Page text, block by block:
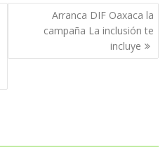
Arranca DIF Oaxaca la
campaña La inclusión te
incluye